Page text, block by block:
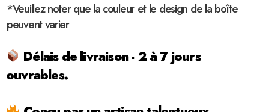
*Veuillez noter que la couleur et le design de la boîte
peuvent varier
Délais de livraison - 2 à 7 jours
ouvrables.